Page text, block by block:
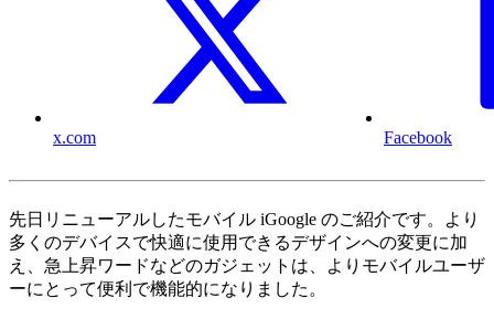
x.com Facebook
先日リニューアルしたモバイル iGoogle のご紹介です。より
多くのデバイスで快適に使用できるデザインへの変更に加
え、急上昇ワードなどのガジェットは、よりモバイルユーザ
ーにとって便利で機能的になりました。